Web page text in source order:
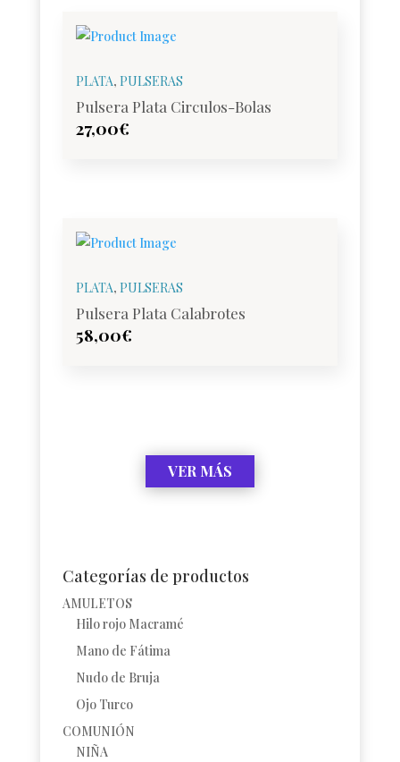
PLATA, PULSERAS
Pulsera Plata Circulos-Bolas
27,00€
PLATA, PULSERAS
Pulsera Plata Calabrotes
58,00€
VER MÁS
Categorías de productos
AMULETOS
Hilo rojo Macramé
Mano de Fátima
Nudo de Bruja
Ojo Turco
COMUNIÓN
NIÑA